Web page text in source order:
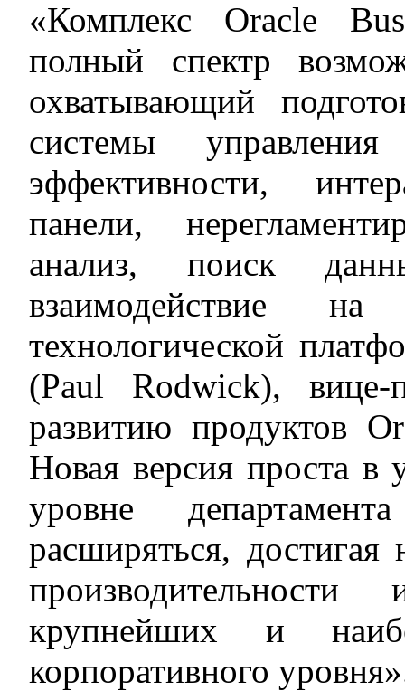
«Комплекс Oracle
полный спектр
охватывающий
системы
эффективности,
панели,
анализ, поиск
взаимодействие на
технологической
(Paul Rodwick), вице-
развитию продуктов
Новая версия проста в
уровне
расширяться, достигая
крупнейших и
корпоративного